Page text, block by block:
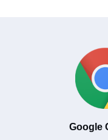
Google